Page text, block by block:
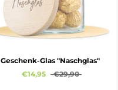
Geschenk-Glas "Naschglas"
€14,95
€29,90